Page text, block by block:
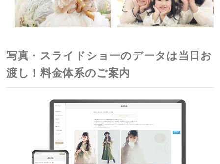
写真・スライドショーのデータは当日お
渡し！料金体系のご案内